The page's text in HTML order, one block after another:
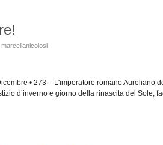
• 273 – L'imperatore romano Aureliano
d’inverno e giorno della rinascita del Sole,